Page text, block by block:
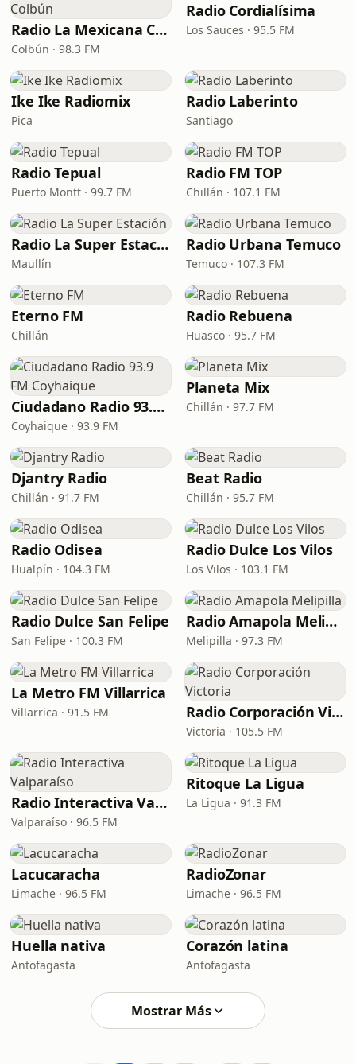
Radio La Mexicana Colbún
Colbún · 98.3 FM
Radio Cordialísima
Los Sauces · 95.5 FM
Ike Ike Radiomix
Pica
Radio Laberinto
Santiago
Radio Tepual
Puerto Montt · 99.7 FM
Radio FM TOP
Chillán · 107.1 FM
Radio La Super Estación
Maullín
Radio Urbana Temuco
Temuco · 107.3 FM
Eterno FM
Chillán
Radio Rebuena
Huasco · 95.7 FM
Ciudadano Radio 93.9 FM Coyhaique
Coyhaique · 93.9 FM
Planeta Mix
Chillán · 97.7 FM
Djantry Radio
Chillán · 91.7 FM
Beat Radio
Chillán · 95.7 FM
Radio Odisea
Hualpín · 104.3 FM
Radio Dulce Los Vilos
Los Vilos · 103.1 FM
Radio Dulce San Felipe
San Felipe · 100.3 FM
Radio Amapola Melipilla
Melipilla · 97.3 FM
La Metro FM Villarrica
Villarrica · 91.5 FM Radio Corporación Victoria
Victoria · 105.5 FM
Radio Interactiva Valparaíso
Valparaíso · 96.5 FM
Ritoque La Ligua
La Ligua · 91.3 FM
Lacucaracha
Limache · 96.5 FM
RadioZonar
Limache · 96.5 FM
Huella nativa
Antofagasta
Corazón latina
Antofagasta
Mostrar Más